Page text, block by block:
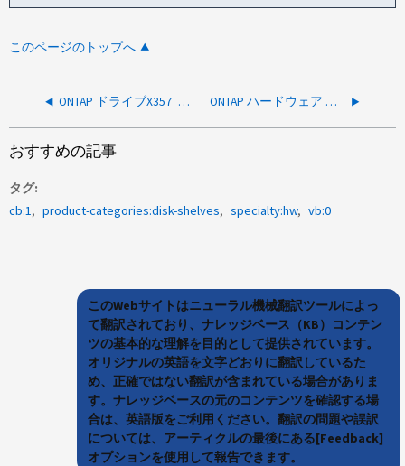
このページのトップへ
ONTAP ドライブX357_S16433T8ATEが「Failed - Unsupported」ステータスで失敗しました ONTAP ハードウェア システムレベル診断解決ガイド
おすすめの記事
タグ
cb:1
product-categories:disk-shelves specialty:hw vb:0
このWebサイトはニューラル機械翻訳ツールによっ
て翻訳されており、ナレッジベース（KB）コンテン
ツの基本的な理解を目的として提供されています。
オリジナルの英語を文字どおりに翻訳しているた
め、正確ではない翻訳が含まれている場合がありま
す。ナレッジベースの元のコンテンツを確認する場
合は、英語版をご利用ください。翻訳の問題や誤訳
については、アーティクルの最後にある[Feedback]
オプションを使用して報告できます。